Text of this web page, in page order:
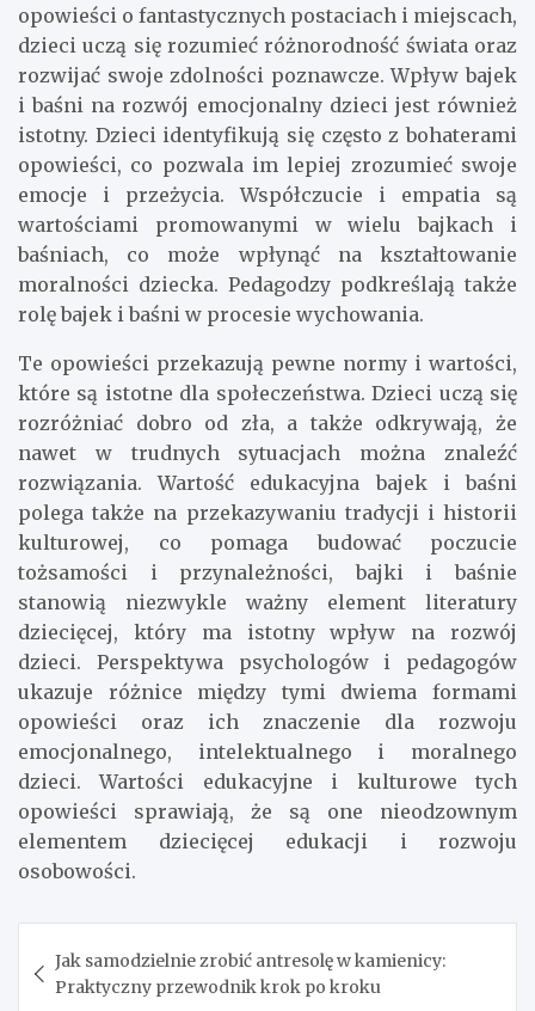
opowieści o fantastycznych postaciach i miejscach,
dzieci uczą się rozumieć różnorodność świata oraz
rozwijać swoje zdolności poznawcze. Wpływ bajek
i baśni na rozwój emocjonalny dzieci jest również
istotny. Dzieci identyfikują się często z bohaterami
opowieści, co pozwala im lepiej zrozumieć swoje
emocje i przeżycia. Współczucie i empatia są
wartościami promowanymi w wielu bajkach i
baśniach, co może wpłynąć na kształtowanie
moralności dziecka. Pedagodzy podkreślają także
rolę bajek i baśni w procesie wychowania.
Te opowieści przekazują pewne normy i wartości,
które są istotne dla społeczeństwa. Dzieci uczą się
rozróżniać dobro od zła, a także odkrywają, że
nawet w trudnych sytuacjach można znaleźć
rozwiązania. Wartość edukacyjna bajek i baśni
polega także na przekazywaniu tradycji i historii
kulturowej, co pomaga budować poczucie
tożsamości i przynależności, bajki i baśnie
stanowią niezwykle ważny element literatury
dziecięcej, który ma istotny wpływ na rozwój
dzieci. Perspektywa psychologów i pedagogów
ukazuje różnice między tymi dwiema formami
opowieści oraz ich znaczenie dla rozwoju
emocjonalnego, intelektualnego i moralnego
dzieci. Wartości edukacyjne i kulturowe tych
opowieści sprawiają, że są one nieodzownym
elementem dziecięcej edukacji i rozwoju
osobowości.
wpisu
Jak samodzielnie zrobić antresolę w kamienicy:
Praktyczny przewodnik krok po kroku